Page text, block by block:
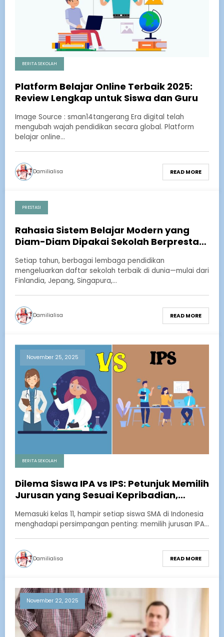
BERITA SEKOLAH
Platform Belajar Online Terbaik 2025:
Review Lengkap untuk Siswa dan Guru
Image Source : sman14tangerang Era digital telah
mengubah wajah pendidikan secara global. Platform
belajar online…
Damilialisa READ MORE
November 27, 2025
PRESTASI
Rahasia Sistem Belajar Modern yang
Diam-Diam Dipakai Sekolah Berprestasi
Setiap tahun, berbagai lembaga pendidikan
mengeluarkan daftar sekolah terbaik di dunia—mulai dari
Finlandia, Jepang, Singapura,…
Damilialisa READ MORE
November 25, 2025
BERITA SEKOLAH
Dilema Siswa IPA vs IPS: Petunjuk Memilih
Jurusan yang Sesuai Kepribadian,
Memasuki kelas 11, hampir setiap siswa SMA di Indonesia
menghadapi persimpangan penting: memilih jurusan IPA…
Damilialisa READ MORE
November 22, 2025